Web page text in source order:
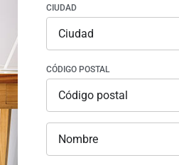
CIUDAD
CÓDIGO POSTAL